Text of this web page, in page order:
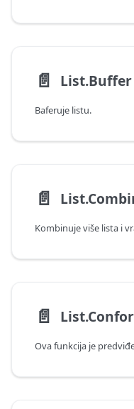
📄️ List.Buffer
Baferuje listu.
📄️
Kombinuje više lista i
📄️
Ova funkcija je